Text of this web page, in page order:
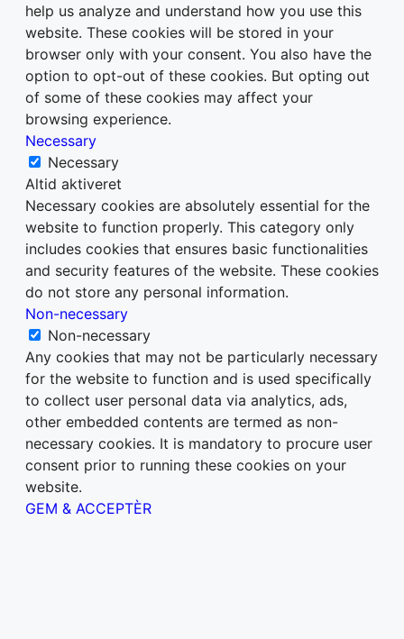
help us analyze and understand how you use this
website. These cookies will be stored in your
browser only with your consent. You also have the
option to opt-out of these cookies. But opting out
of some of these cookies may affect your
browsing experience.
Necessary
Necessary
Altid aktiveret
Necessary cookies are absolutely essential for the
website to function properly. This category only
includes cookies that ensures basic functionalities
and security features of the website. These cookies
do not store any personal information.
Non-necessary
Non-necessary
Any cookies that may not be particularly necessary
for the website to function and is used specifically
to collect user personal data via analytics, ads,
other embedded contents are termed as non-
necessary cookies. It is mandatory to procure user
consent prior to running these cookies on your
website.
GEM & ACCEPTÈR